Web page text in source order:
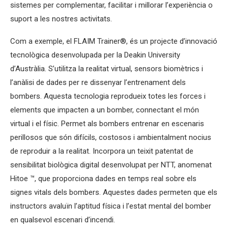
sistemes per complementar, facilitar i millorar l’experiència o
suport a les nostres activitats.
Com a exemple, el FLAIM Trainer®, és un projecte d’innovació
tecnològica desenvolupada per la Deakin University
d’Austràlia. S’utilitza la realitat virtual, sensors biomètrics i
l’anàlisi de dades per re dissenyar l’entrenament dels
bombers. Aquesta tecnologia reprodueix totes les forces i
elements que impacten a un bomber, connectant el món
virtual i el físic. Permet als bombers entrenar en escenaris
perillosos que són difícils, costosos i ambientalment nocius
de reproduir a la realitat. Incorpora un teixit patentat de
sensibilitat biològica digital desenvolupat per NTT, anomenat
Hitoe ™, que proporciona dades en temps real sobre els
signes vitals dels bombers. Aquestes dades permeten que els
instructors avaluïn l’aptitud física i l’estat mental del bomber
en qualsevol escenari d’incendi.